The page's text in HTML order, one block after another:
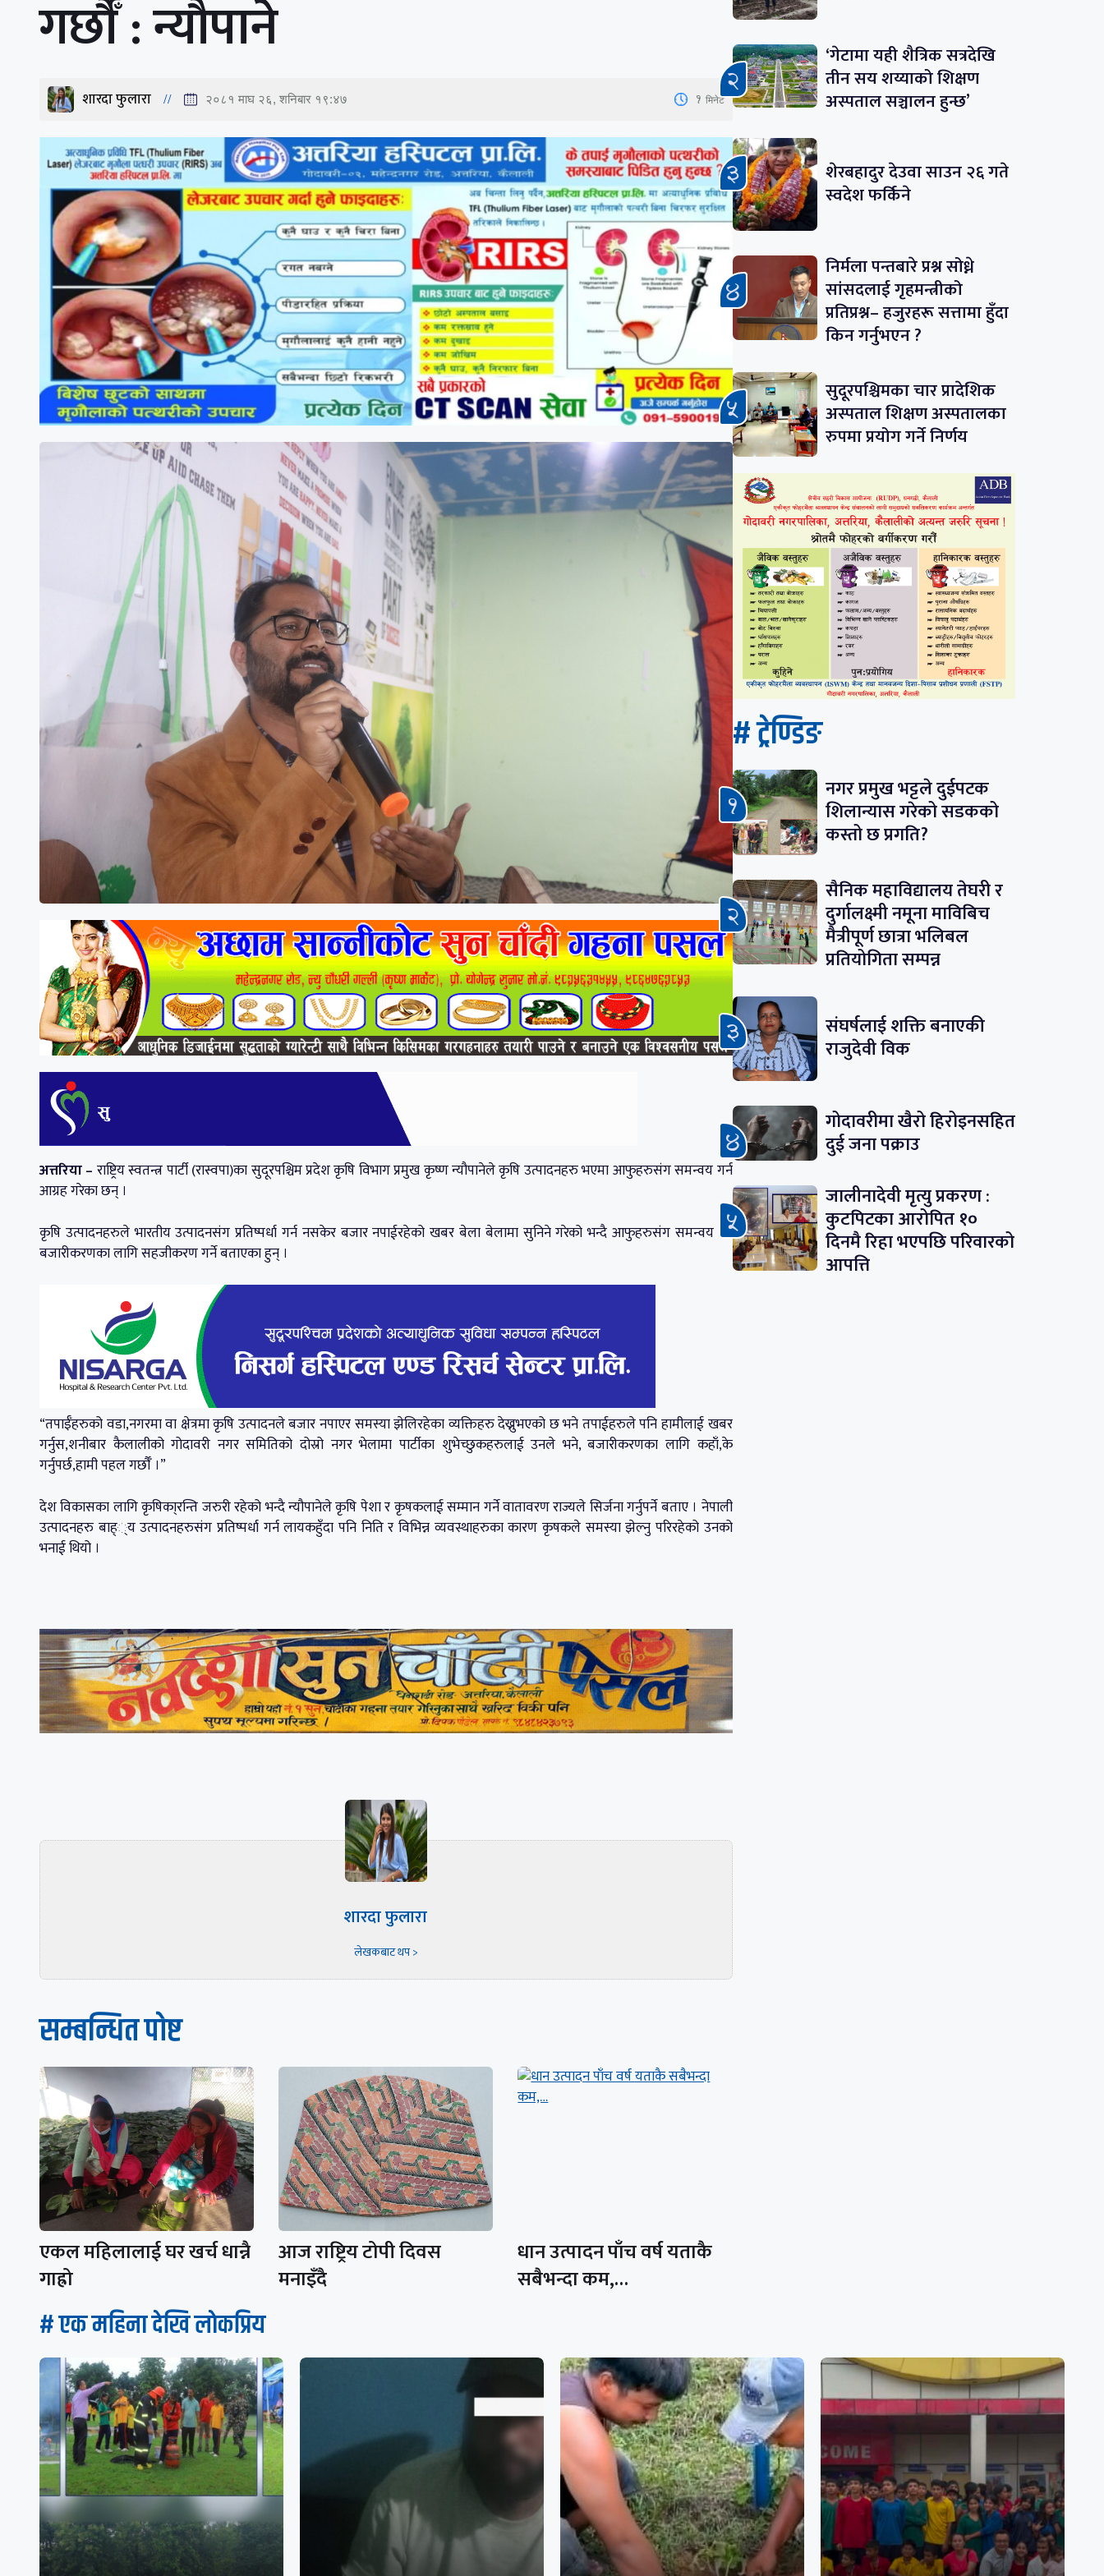
गर्छौँ : न्यौपाने
शारदा फुलारा २०८१ माघ २६, शनिबार १९:४७ 1 मिनेट
अत्तरिया – राष्ट्रिय स्वतन्त्र पार्टी (रास्वपा)का सुदूरपश्चिम प्रदेश कृषि विभाग प्रमुख कृष्ण न्यौपानेले कृषि उत्पादनहरु भएमा आफुहरुसंग समन्वय गर्न
आग्रह गरेका छन् ।
कृषि उत्पादनहरुले भारतीय उत्पादनसंग प्रतिष्पर्धा गर्न नसकेर बजार नपाईरहेको खबर बेला बेलामा सुनिने गरेको भन्दै आफुहरुसंग समन्वय गरे
बजारीकरणका लागि सहजीकरण गर्ने बताएका हुन् ।
“तपाईँहरुको वडा,नगरमा वा क्षेत्रमा कृषि उत्पादनले बजार नपाएर समस्या झेलिरहेका व्यक्तिहरु देख्नुभएको छ भने तपाईहरुले पनि हामीलाई खबर
गर्नुस,शनीबार कैलालीको गोदावरी नगर समितिको दोस्रो नगर भेलामा पार्टीका शुभेच्छुकहरुलाई उनले भने, बजारीकरणका लागि कहाँ,के
गर्नुपर्छ,हामी पहल गर्छौँ ।”
देश विकासका लागि कृषिका्रन्ति जरुरी रहेको भन्दै न्यौपानेले कृषि पेशा र कृषकलाई सम्मान गर्ने वातावरण राज्यले सिर्जना गर्नुपर्ने बताए । नेपाली
उत्पादनहरु बाह््य उत्पादनहरुसंग प्रतिष्पर्धा गर्न लायकहुँदा पनि निति र विभिन्न व्यवस्थाहरुका कारण कृषकले समस्या झेल्नु परिरहेको उनको
भनाई थियो ।
शारदा फुलारा
लेखकबाट थप >
सम्बन्धित पाेष्ट
एकल महिलालाई घर खर्च धान्नै
गाह्रो
आज राष्ट्रिय टोपी दिवस
मनाइँदै
धान उत्पादन पाँच वर्ष यताकै
सबैभन्दा कम,…
‘गेटामा यही शैत्रिक सत्रदेखि
तीन सय शय्याको शिक्षण
अस्पताल सञ्चालन हुन्छ’
शेरबहादुर देउवा साउन २६ गते
स्वदेश फर्किने
निर्मला पन्तबारे प्रश्न सोध्ने
सांसदलाई गृहमन्त्रीको
प्रतिप्रश्न– हजुरहरू सत्तामा हुँदा
किन गर्नुभएन ?
सुदूरपश्चिमका चार प्रादेशिक
अस्पताल शिक्षण अस्पतालका
रुपमा प्रयोग गर्ने निर्णय
# ट्रेण्डिङ
नगर प्रमुख भट्टले दुईपटक
शिलान्यास गरेको सडकको
कस्तो छ प्रगति?
सैनिक महाविद्यालय तेघरी र
दुर्गालक्ष्मी नमूना माविबिच
मैत्रीपूर्ण छात्रा भलिबल
प्रतियोगिता सम्पन्न
संघर्षलाई शक्ति बनाएकी
राजुदेवी विक
गोदावरीमा खैरो हिरोइनसहित
दुई जना पक्राउ
जालीनादेवी मृत्यु प्रकरण :
कुटपिटका आरोपित १०
दिनमै रिहा भएपछि परिवारको
आपत्ति
# एक महिना देखि लाेकप्रिय